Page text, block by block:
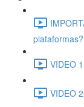
VIDEO
VIDEO